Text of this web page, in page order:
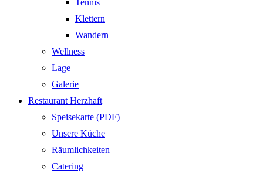
Tennis
Klettern
Wandern
Wellness
Lage
Galerie
Restaurant Herzhaft
Speisekarte (PDF)
Unsere Küche
Räumlichkeiten
Catering